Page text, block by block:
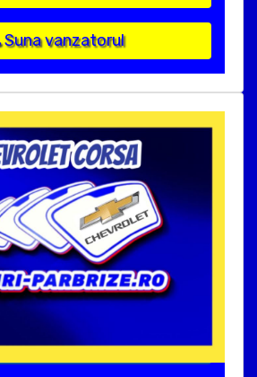
Suna vanzatorul